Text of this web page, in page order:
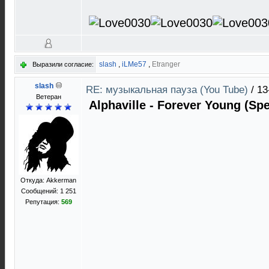
Выразили согласие: slash , iLMe57 , Etranger
slash
Ветеран
Откуда: Akkerman
Сообщений: 1 251
Репутация: 569
RE: музыкальная пауза (You Tube) /
Alphaville - Forever Young